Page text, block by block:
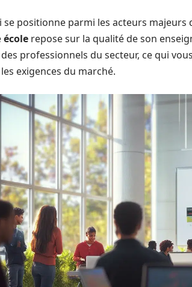
se positionne parmi les acteurs majeurs
école repose sur la qualité de son
professionnels du secteur, ce qui
exigences du marché.